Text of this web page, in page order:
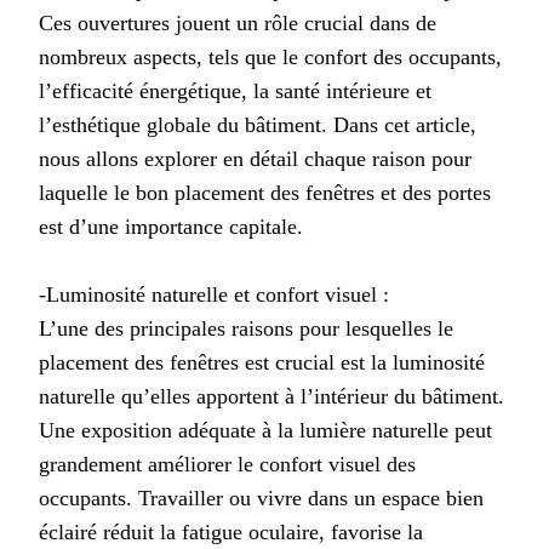
Ces ouvertures jouent un rôle crucial dans de
nombreux aspects, tels que le confort des occupants,
l’efficacité énergétique, la santé intérieure et
l’esthétique globale du bâtiment. Dans cet article,
nous allons explorer en détail chaque raison pour
laquelle le bon placement des fenêtres et des portes
est d’une importance capitale.
-Luminosité naturelle et confort visuel :
L’une des principales raisons pour lesquelles le
placement des fenêtres est crucial est la luminosité
naturelle qu’elles apportent à l’intérieur du bâtiment.
Une exposition adéquate à la lumière naturelle peut
grandement améliorer le confort visuel des
occupants. Travailler ou vivre dans un espace bien
éclairé réduit la fatigue oculaire, favorise la